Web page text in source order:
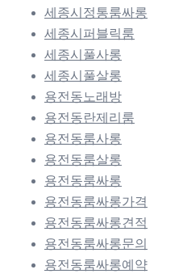
세종시정통룸싸롱
세종시퍼블릭룸
세종시풀사롱
세종시풀살롱
용전동노래방
용전동란제리룸
용전동룸사롱
용전동룸살롱
용전동룸싸롱
용전동룸싸롱가격
용전동룸싸롱견적
용전동룸싸롱문의
용전동룸싸롱예약